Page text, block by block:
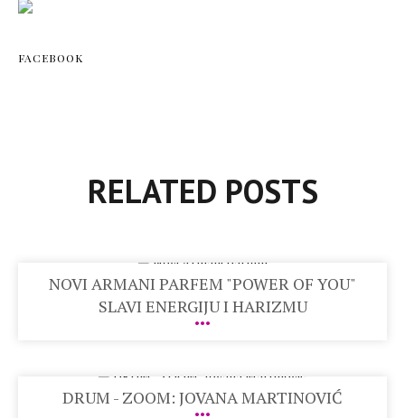
FACEBOOK
RELATED POSTS
NOVI ARMANI PARFEM "POWER OF YOU"
SLAVI ENERGIJU I HARIZMU
DRUM - ZOOM: JOVANA MARTINOVIĆ